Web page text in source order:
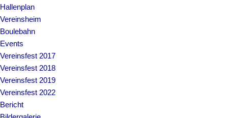
Hallenplan
Vereinsheim
Boulebahn
Events
Vereinsfest 2017
Vereinsfest 2018
Vereinsfest 2019
Vereinsfest 2022
Bericht